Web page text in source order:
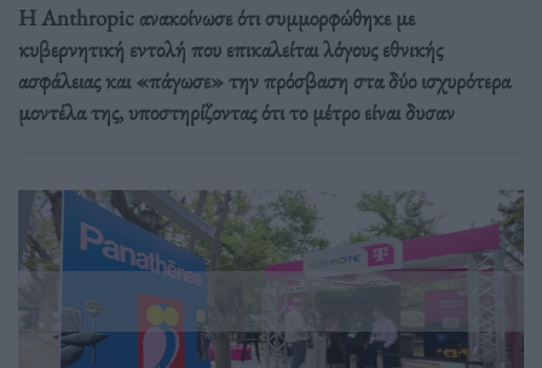
Η Anthropic ανακοίνωσε ότι συμμορφώθηκε με
κυβερνητική εντολή που επικαλείται λόγους εθνικής
ασφάλειας και «πάγωσε» την πρόσβαση στα δύο ισχυρότερα
μοντέλα της, υποστηρίζοντας ότι το μέτρο είναι δυσαν